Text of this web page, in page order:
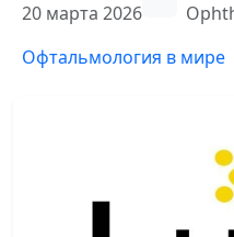
20 марта 2026
Офтальмология в мире